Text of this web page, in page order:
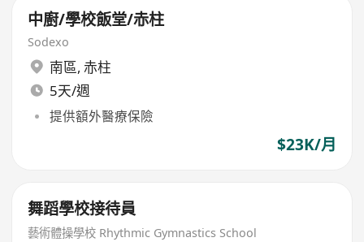
中廚/學校飯堂/赤柱
Sodexo
南區, 赤柱
5天/週
提供額外醫療保險
$23K/月
舞蹈學校接待員
藝術體操學校 Rhythmic Gymnastics School